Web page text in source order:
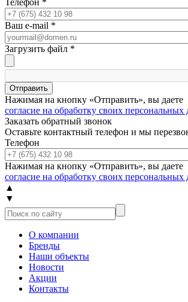
Ваш e-mail *
Загрузить файл *
Отправить
Нажимая на кнопку «Отправить», вы даете
согласие на обработку своих
Заказать обратный звонок
Оставьте контактный телефон и мы
Телефон
Нажимая на кнопку «Отправить», вы даете
согласие на обработку своих
▲
▼
О компании
Бренды
Наши объекты
Новости
Акции
Контакты